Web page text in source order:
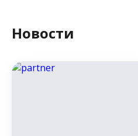
Новости